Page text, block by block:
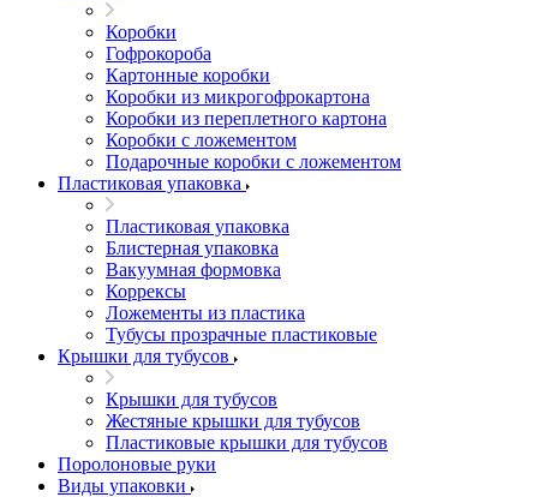
Коробки
Гофрокороба
Картонные коробки
Коробки из микрогофрокартона
Коробки из переплетного картона
Коробки с ложементом
Подарочные коробки с ложементом
Пластиковая упаковка
Пластиковая упаковка
Блистерная упаковка
Вакуумная формовка
Коррексы
Ложементы из пластика
Тубусы прозрачные пластиковые
Крышки для тубусов
Крышки для тубусов
Жестяные крышки для тубусов
Пластиковые крышки для тубусов
Поролоновые руки
Виды упаковки